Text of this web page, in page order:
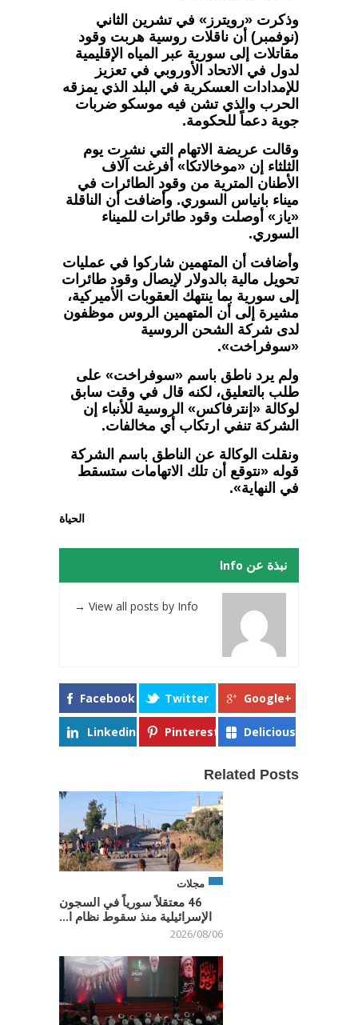
وذكرت «رويترز» في تشرين الثاني
(نوفمبر) أن ناقلات روسية هربت وقود
مقاتلات إلى سورية عبر المياه الإقليمية
لدول في الاتحاد الأوروبي في تعزيز
للإمدادات العسكرية في البلد الذي يمزقه
الحرب والذي تشن فيه موسكو ضربات
جوية دعماً للحكومة.
وقالت عريضة الاتهام التي نشرت يوم
الثلثاء إن «موخالاتكا» أفرغت آلاف
الأطنان المترية من وقود الطائرات في
ميناء بانياس السوري. وأضافت أن الناقلة
«ياز» أوصلت وقود طائرات للميناء
السوري.
وأضافت أن المتهمين شاركوا في عمليات
تحويل مالية بالدولار لإيصال وقود طائرات
إلى سورية بما ينتهك العقوبات الأميركية،
مشيرة إلى أن المتهمين الروس موظفون
لدى شركة الشحن الروسية
«سوفراخت».
ولم يرد ناطق باسم «سوفراخت» على
طلب بالتعليق، لكنه قال في وقت سابق
لوكالة «إنترفاكس» الروسية للأنباء إن
الشركة تنفي ارتكاب أي مخالفات.
ونقلت الوكالة عن الناطق باسم الشركة
قوله «نتوقع أن تلك الاتهامات ستسقط
في النهاية».
الحياة
نبذة عن Info
View all posts by Info
→
Facebook Twitter Google+
Linkedin Pinterest Delicious
Related Posts
مجلات
46 معتقلاً سورياً في السجون
الإسرائيلية منذ سقوط نظام ا...
2026/08/06